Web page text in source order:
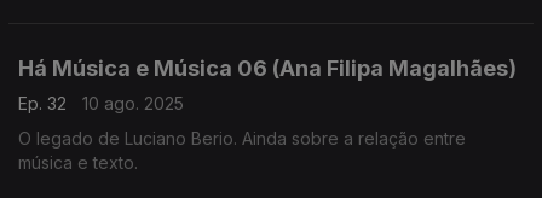
Há Música e Música 06 (Ana Filipa Magalhães)
Ep. 32
10 ago. 2025
O legado de Luciano Berio. Ainda sobre a relação entre
música e texto.